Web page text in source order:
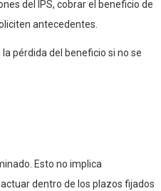
del IPS, cobrar el beneficio de
antecedentes.
pérdida del beneficio si no se
Esto no implica
dentro de los plazos fijados